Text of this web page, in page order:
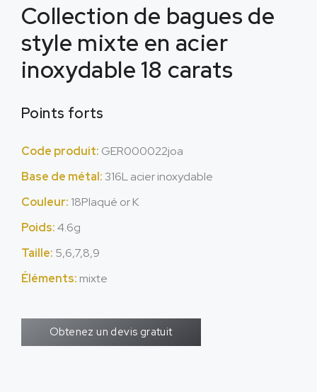
Collection de bagues de
style mixte en acier
inoxydable 18 carats
Points forts
Code produit: GER000022joa
Base de métal: 316L acier inoxydable
Couleur: 18Plaqué or K
Poids:4.6g
Taille: 5,6,7,8,9
Éléments: mixte
Obtenez un devis gratuit